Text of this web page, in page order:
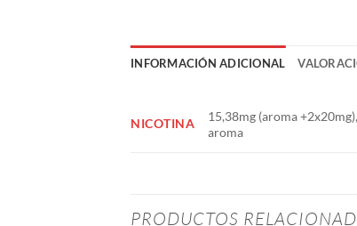
INFORMACIÓN ADICIONAL
NICOTINA
15,38mg (aroma
aroma
PRODUCTOS